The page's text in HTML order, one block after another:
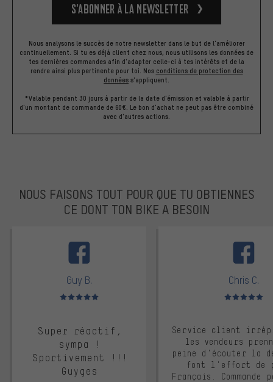
S’abonner à la newsletter
Nous analysons le succès de notre newsletter dans le but de l'améliorer
continuellement. Si tu es déjà client chez nous, nous utilisons les données de
tes dernières commandes afin d'adapter celle-ci à tes intérêts et de la
rendre ainsi plus pertinente pour toi. Nos conditions de protection des
données s'appliquent.
*Valable pendant 30 jours à partir de la date d'émission et valable à partir
d'un montant de commande de 60€. Le bon d'achat ne peut pas être combiné
avec d'autres actions.
NOUS FAISONS TOUT POUR QUE TU OBTIENNES
CE DONT TON BIKE A BESOIN
Guy B.
Note moyenne : 5 sur 5
Super réactif,
sympa !
Sportivement !!!
Guyges
Chris C.
Note moyenne :
Service client
les vendeurs
peine d'écouter la
font l'effort de
Français. Commande